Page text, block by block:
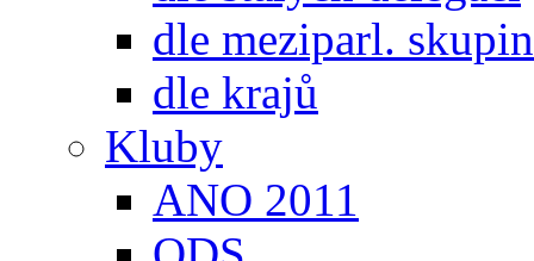
dle meziparl. skupin
dle krajů
Kluby
ANO 2011